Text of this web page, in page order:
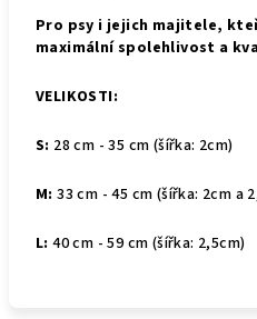
Pro psy i jejich majitele,
maximální spolehlivost a
VELIKOSTI:
S: 28 cm - 35 cm (šířka: 2cm)
M: 33 cm - 45 cm (šířka: 2cm a
L:40 cm - 59 cm (šířka: 2,5cm)